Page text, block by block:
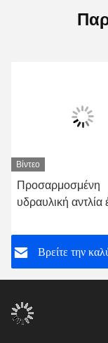
Βίντεο
Προσαρμοσμένη
υδραυλική αντλία
DFEH/31R-
Βρείτε την